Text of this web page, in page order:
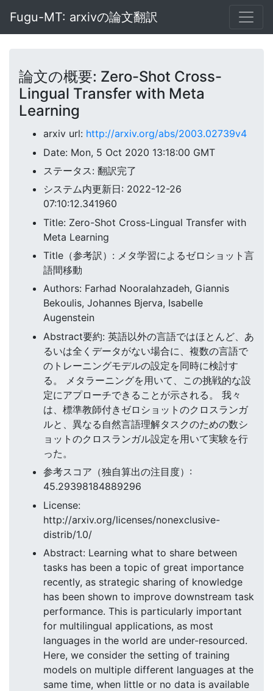
Fugu-MT: arxivの論文翻訳
論文の概要: Zero-Shot Cross-
Lingual Transfer with Meta
Learning
arxiv url: http://arxiv.org/abs/2003.02739v4
Date: Mon, 5 Oct 2020 13:18:00 GMT
ステータス: 翻訳完了
システム内更新日: 2022-12-26
07:10:12.341960
Title: Zero-Shot Cross-Lingual Transfer with
Meta Learning
Title（参考訳）: メタ学習によるゼロショット言
語間移動
Authors: Farhad Nooralahzadeh, Giannis
Bekoulis, Johannes Bjerva, Isabelle
Augenstein
Abstract要約: 英語以外の言語ではほとんど、あ
るいは全くデータがない場合に、複数の言語で
のトレーニングモデルの設定を同時に検討す
る。 メタラーニングを用いて、この挑戦的な設
定にアプローチできることが示される。 我々
は、標準教師付きゼロショットのクロスランガ
ルと、異なる自然言語理解タスクのための数シ
ョットのクロスランガル設定を用いて実験を行
った。
参考スコア（独自算出の注目度）:
45.29398184889296
License:
http://arxiv.org/licenses/nonexclusive-
distrib/1.0/
Abstract: Learning what to share between
tasks has been a topic of great importance
recently, as strategic sharing of knowledge
has been shown to improve downstream task
performance. This is particularly important
for multilingual applications, as most
languages in the world are under-resourced.
Here, we consider the setting of training
models on multiple different languages at the
same time, when little or no data is available